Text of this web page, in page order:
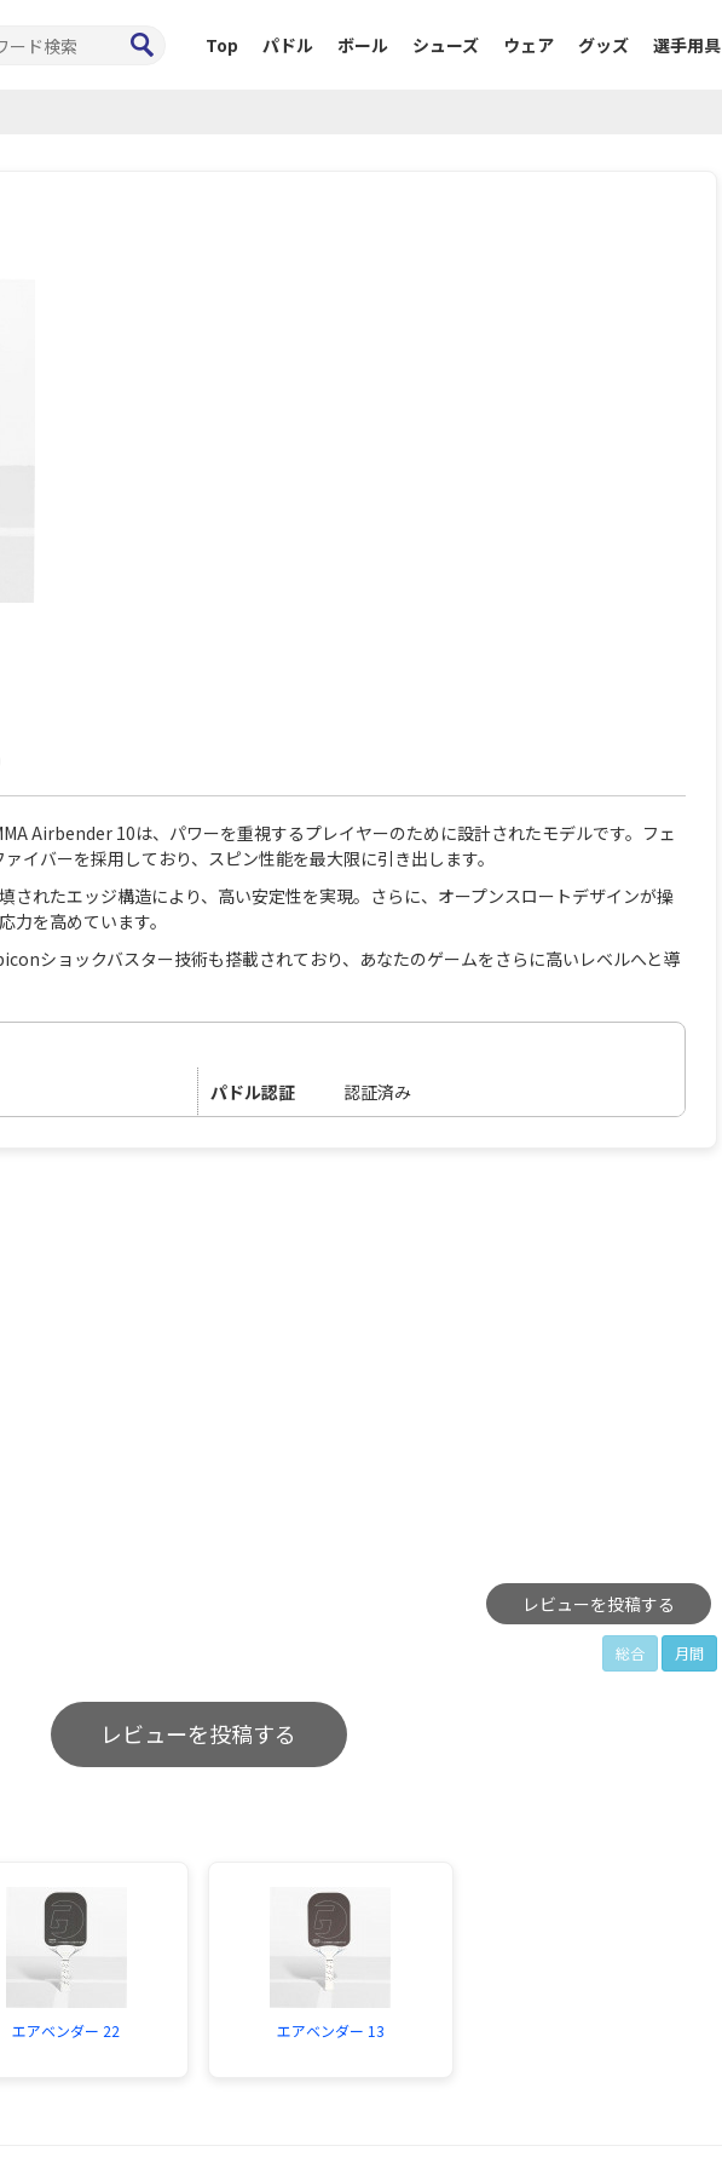
Top パドル ボール シューズ ウェア グッズ 選手用具
Airbender 10は、パワーを重視するプレイヤーのために設計されたモデルです。フェ
イバーを採用しており、スピン性能を最大限に引き出します。
されたエッジ構造により、高い安定性を実現。さらに、オープンスロートデザインが操
力を高めています。
ショックバスター技術も搭載されており、あなたのゲームをさらに高いレベルへと導
パドル認証 認証済み
レビューを投稿する
総合 月間
レビューを投稿する
エアベンダー 22 エアベンダー 13